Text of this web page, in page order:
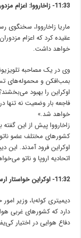
11:33- زاخارووا: اعزام مزدوران به اوکراین می‌تواند به فاجعه جهانی بیانجامد
ماریا زاخارووا، سخنگوی
عقیده کرد که اعزام
خواهد داشت.
وی در یک مصاحبه
بمب‌افکن و محموله‌های
اوکراین را بهبود
فاجعه بار وضعیت نه تنها
خواهد شد.»
اوکراین فرود آمدند. این
اتحادیه اروپا و ناتو
11:32- اوکراین خواستار ارسال هواپیما و سیستم ضدموشکی شد
دیمیتری کوله‌با، وزیر
دارد که کشورهای غربی
دفاع هوایی در اختیار